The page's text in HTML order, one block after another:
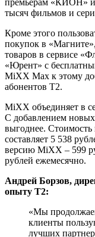
тысяч фильмов и
Кроме этого
покупок в
товаров в сервисе
«Юрент» с
MiXX Max к этому
абонентов Т2.
MiXX объединяет в
С добавлением
выгоднее. Стоимость
составляет 5 538
версию MiXX – 599
рублей ежемесячно.
Андрей Борзов,
опыту T2:
«Мы
клиенты
лучших